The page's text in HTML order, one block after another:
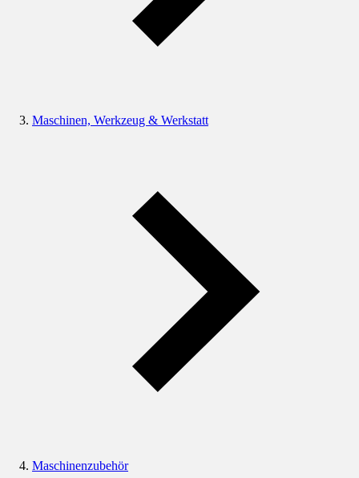
Maschinen, Werkzeug & Werkstatt
Maschinenzubehör